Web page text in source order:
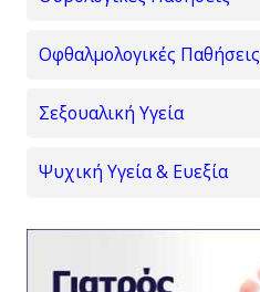
Οφθαλμολογικές Παθήσεις
Σεξουαλική Υγεία
Ψυχική Υγεία & Ευεξία